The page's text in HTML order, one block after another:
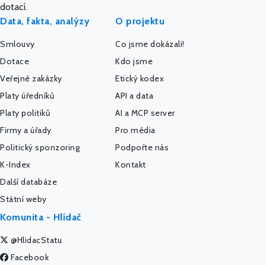
dotací.
Data, fakta, analýzy
Smlouvy
Dotace
Veřejné zakázky
Platy úředníků
Platy politiků
Firmy a úřady
Politický sponzoring
K-Index
Další databáze
Státní weby
O projektu
Co jsme dokázali!
Kdo jsme
Etický kodex
API a data
AI a MCP server
Pro média
Podpořte nás
Kontakt
Komunita - Hlídač
@HlidacStatu
Facebook